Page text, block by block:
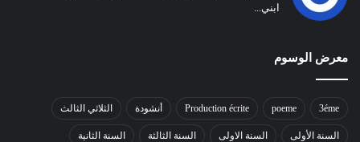
ابني...
معرض الوسوم
3éme
poeme
Production écrite أنشودة الثلاثي الثالث
السنة الأولى السنة الاولى السنة الثالثة السنة الثانية